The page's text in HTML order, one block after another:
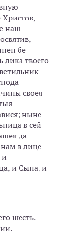
Христов,
наш
бе
лика твоего
своея
ныне
в сей
да
нам в лице
и
и Сына, и
шесть.